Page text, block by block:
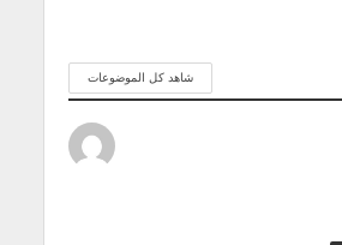
شاهد كل الموضوعات